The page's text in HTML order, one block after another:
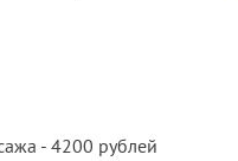
- 4200 рублей